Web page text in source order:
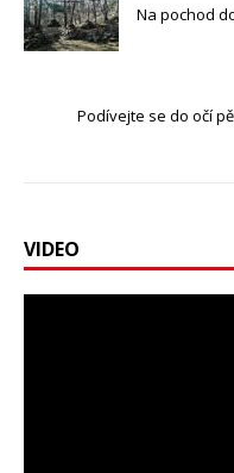
Na pochod
Podívejte se do očí
VIDEO